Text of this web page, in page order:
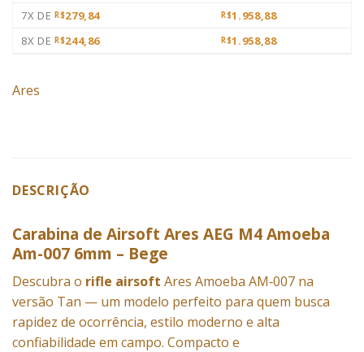
7X DE R$279,84 R$1.958,88
8X DE R$244,86 R$1.958,88
Ares
DESCRIÇÃO
Carabina de Airsoft Ares AEG M4 Amoeba
Am-007 6mm – Bege
Descubra o rifle airsoft Ares Amoeba AM‑007 na
versão Tan — um modelo perfeito para quem busca
rapidez de ocorrência, estilo moderno e alta
confiabilidade em campo. Compacto e